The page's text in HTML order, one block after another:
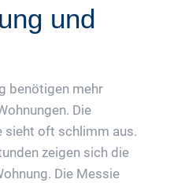
und
benötigen mehr
Die
sieht oft schlimm aus.
zeigen sich die
Die Messie